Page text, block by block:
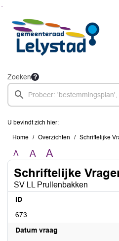
Zoeken
U bevindt zich hier:
Home Overzichten Schriftelijke
A A A
Schriftelijke
SV LL Prullenbakken
ID
673
Datum vraag